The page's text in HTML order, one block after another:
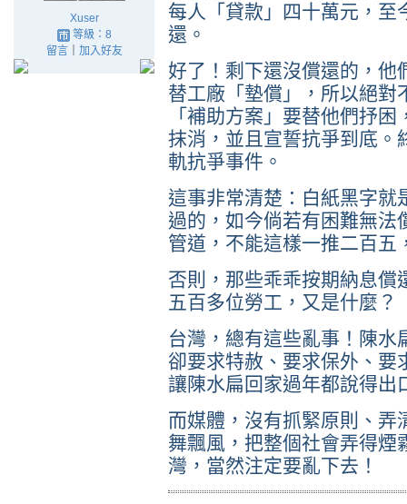
Xuser
等級：8
留言｜ 加入好友
每人「貸款」四十萬元，至
還。
好了！剩下還沒償還的，他
替工廠「墊償」，所以絕對
「補助方案」要替他們抒
抹消，並且宣誓抗爭到底。
軌抗爭事件。
這事非常清楚：白紙黑字就
過的，如今倘若有困難無法
管道，不能這樣一推二百五
否則，那些乖乖按期納息償
五百多位勞工，又是什麼？
台灣，總有這些亂事！陳水
卻要求特赦、要求保外、要
讓陳水扁回家過年都說得出
而媒體，沒有抓緊原則、弄
舞飄風，把整個社會弄得煙
灣，當然注定要亂下去！